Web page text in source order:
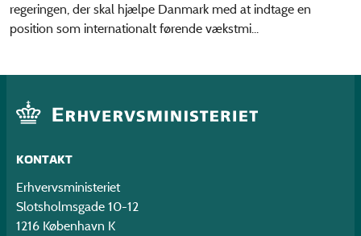
regeringen, der skal hjælpe Danmark med at indtage en
position som internationalt førende vækstmi...
KONTAKT
Erhvervsministeriet
Slotsholmsgade 10-12
1216 København K